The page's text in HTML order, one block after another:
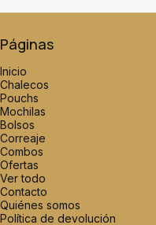
Páginas
Inicio
Chalecos
Pouchs
Mochilas
Bolsos
Correaje
Combos
Ofertas
Ver todo
Contacto
Quiénes somos
Política de devolución